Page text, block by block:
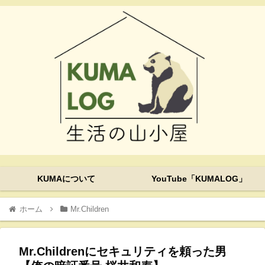
KUMAについて YouTube「KUMALOG」
ホーム Mr.Children
Mr.Childrenにセキュリティを頼った男